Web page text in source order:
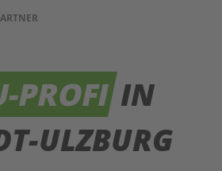
PROFIIN
ULZBURG